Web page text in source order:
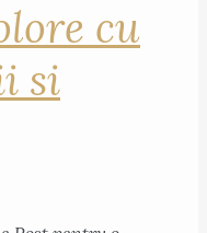
cu
si